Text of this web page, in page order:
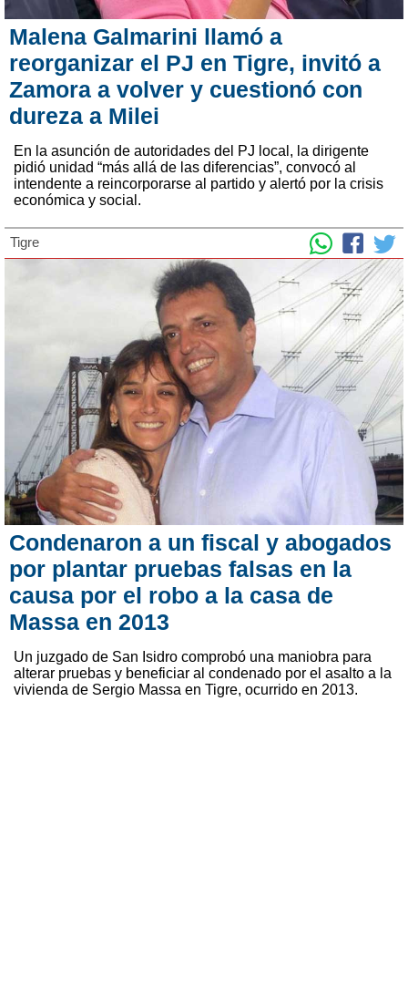
Malena Galmarini llamó a
reorganizar el PJ en Tigre, invitó a
Zamora a volver y cuestionó con
dureza a Milei
En la asunción de autoridades del PJ local, la dirigente
pidió unidad “más allá de las diferencias”, convocó al
intendente a reincorporarse al partido y alertó por la crisis
económica y social.
Tigre
Condenaron a un fiscal y abogados
por plantar pruebas falsas en la
causa por el robo a la casa de
Massa en 2013
Un juzgado de San Isidro comprobó una maniobra para
alterar pruebas y beneficiar al condenado por el asalto a la
vivienda de Sergio Massa en Tigre, ocurrido en 2013.